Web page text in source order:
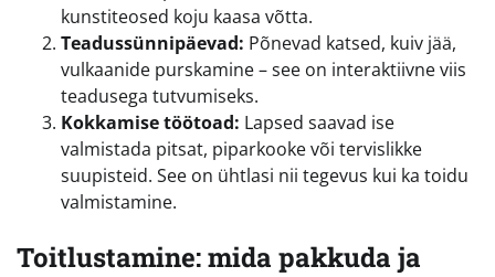
kunstiteosed koju kaasa võtta.
Teadussünnipäevad: Põnevad katsed, kuiv jää,
vulkaanide purskamine – see on interaktiivne viis
teadusega tutvumiseks.
Kokkamise töötoad: Lapsed saavad ise
valmistada pitsat, piparkooke või tervislikke
suupisteid. See on ühtlasi nii tegevus kui ka toidu
valmistamine.
Toitlustamine: mida pakkuda ja